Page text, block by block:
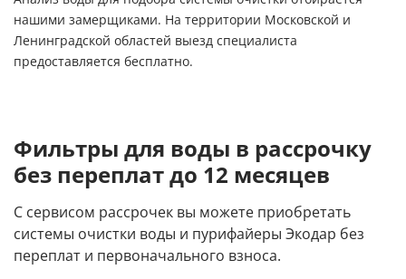
нашими замерщиками. На территории Московской и
Ленинградской областей выезд специалиста
предоставляется бесплатно.
Фильтры для воды в рассрочку
без переплат до 12 месяцев
С сервисом рассрочек вы можете приобретать
системы очистки воды и пурифайеры Экодар без
переплат и первоначального взноса.